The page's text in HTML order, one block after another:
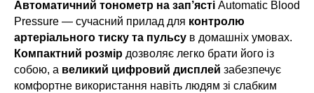
Автоматичний тонометр на зап’ясті Automatic Blood
Pressure — сучасний прилад для контролю
артеріального тиску та пульсу в домашніх умовах.
Компактний розмір дозволяє легко брати його із
собою, а великий цифровий дисплей забезпечує
комфортне використання навіть людям зі слабким